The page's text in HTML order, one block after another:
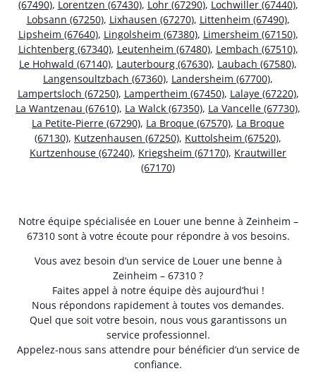
(67490), Lorentzen (67430), Lohr (67290), Lochwiller (67440),
Lobsann (67250), Lixhausen (67270), Littenheim (67490),
Lipsheim (67640), Lingolsheim (67380), Limersheim (67150),
Lichtenberg (67340), Leutenheim (67480), Lembach (67510),
Le Hohwald (67140), Lauterbourg (67630), Laubach (67580),
Langensoultzbach (67360), Landersheim (67700),
Lampertsloch (67250), Lampertheim (67450), Lalaye (67220),
La Wantzenau (67610), La Walck (67350), La Vancelle (67730),
La Petite-Pierre (67290), La Broque (67570), La Broque
(67130), Kutzenhausen (67250), Kuttolsheim (67520),
Kurtzenhouse (67240), Kriegsheim (67170), Krautwiller
(67170)
Notre équipe spécialisée en Louer une benne à Zeinheim –
67310 sont à votre écoute pour répondre à vos besoins.
Vous avez besoin d’un service de Louer une benne à
Zeinheim – 67310 ?
Faites appel à notre équipe dès aujourd’hui !
Nous répondons rapidement à toutes vos demandes.
Quel que soit votre besoin, nous vous garantissons un
service professionnel.
Appelez-nous sans attendre pour bénéficier d’un service de
confiance.